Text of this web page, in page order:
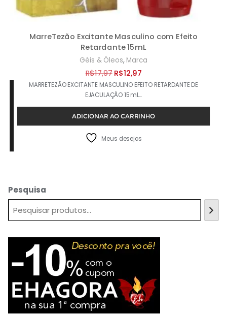
MarreTezão Excitante Masculino com Efeito
Retardante 15mL
Géis & Óleos, Marca
R$17,97 O
preço
original
era:
R$17,97.
R$12,97O
preço
atual
é:
R$12,97.
MARRETEZÃO EXCITANTE MASCULINO EFEITO RETARDANTE DE
EJACULAÇÃO 15mL…
ADICIONAR AO CARRINHO
Meus desejos
Pesquisa